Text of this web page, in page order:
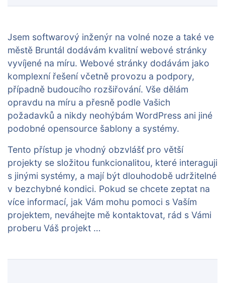
Jsem softwarový inženýr na volné noze a také ve
městě Bruntál dodávám kvalitní webové stránky
vyvíjené na míru. Webové stránky dodávám jako
komplexní řešení včetně provozu a podpory,
případně budoucího rozšiřování. Vše dělám
opravdu na míru a přesně podle Vašich
požadavků a nikdy neohýbám WordPress ani jiné
podobné opensource šablony a systémy.
Tento přístup je vhodný obzvlášť pro větší
projekty se složitou funkcionalitou, které interaguji
s jinými systémy, a mají být dlouhodobě udržitelné
v bezchybné kondici. Pokud se chcete zeptat na
více informací, jak Vám mohu pomoci s Vaším
projektem, neváhejte mě kontaktovat, rád s Vámi
proberu Váš projekt …